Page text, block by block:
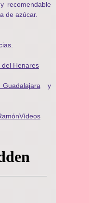
recomendable
de azúcar.
del Henares
y